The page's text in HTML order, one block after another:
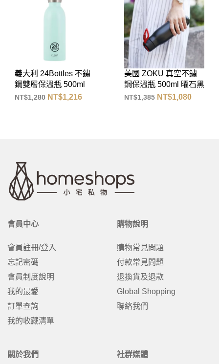
美國 ZOKU 真空不鏽
鋼保溫瓶 500ml 曜石黑
NT$1,385 NT$1,080
義大利 24Bottles 不鏽
鋼雙層保溫瓶 500ml
(雅典灰)
NT$1,280 NT$1,216
會員中心
會員註冊/登入
忘記密碼
會員制度說明
我的最愛
訂單查詢
我的收藏清單
購物說明
購物常見問題
付款常見問題
退換貨及退款
Global Shopping
聯絡我們
關於我們 社群媒體